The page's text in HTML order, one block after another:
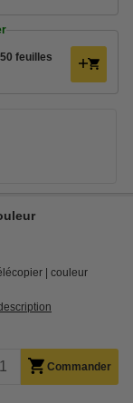
feuilles
couleur
Commander